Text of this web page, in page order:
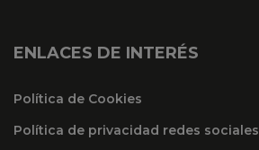
ENLACES DE INTERÉS
Política de Cookies
Política de privacidad redes sociales